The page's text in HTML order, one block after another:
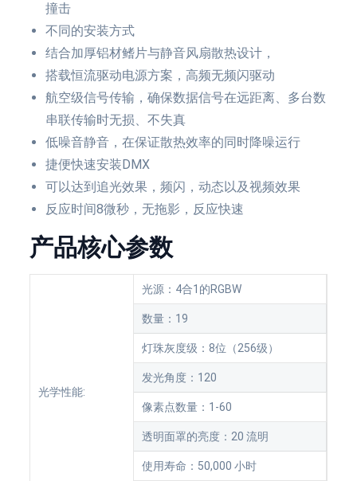
撞击
不同的安装方式
结合加厚铝材鳍片与静音风扇散热设计，
搭载恒流驱动电源方案，高频无频闪驱动
航空级信号传输，确保数据信号在远距离、多台数
串联传输时无损、不失真
低噪音静音，在保证散热效率的同时降噪运行
捷便快速安装DMX
可以达到追光效果，频闪，动态以及视频效果
反应时间8微秒，无拖影，反应快速
产品核心参数
光学性能:
光源：4合1的RGBW
数量：19
灯珠灰度级：8位（256级）
发光角度：120
像素点数量：1-60
透明面罩的亮度：20 流明
使用寿命：50,000 小时